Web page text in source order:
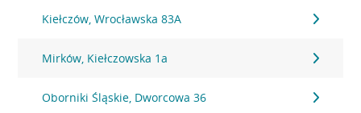
Kiełczów, Wrocławska 83A
Mirków, Kiełczowska 1a
Oborniki Śląskie, Dworcowa 36